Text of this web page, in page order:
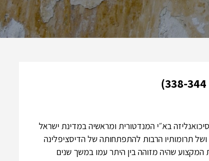
בא״י המנדטורית ומראשיה במדינת ישראל
תרומותיו הרבות להתפתחותה של הדיסציפלינה
שהיה מזוהה בין היתר עמו במשך שנים